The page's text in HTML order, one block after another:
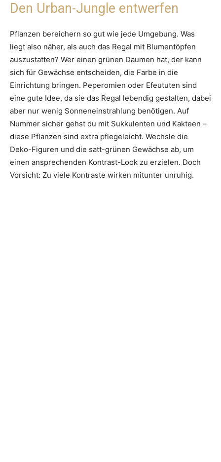
Den Urban-Jungle entwerfen
Pflanzen bereichern so gut wie jede Umgebung. Was
liegt also näher, als auch das Regal mit Blumentöpfen
auszustatten? Wer einen grünen Daumen hat, der kann
sich für Gewächse entscheiden, die Farbe in die
Einrichtung bringen. Peperomien oder Efeututen sind
eine gute Idee, da sie das Regal lebendig gestalten, dabei
aber nur wenig Sonneneinstrahlung benötigen. Auf
Nummer sicher gehst du mit Sukkulenten und Kakteen –
diese Pflanzen sind extra pflegeleicht. Wechsle die
Deko-Figuren und die satt-grünen Gewächse ab, um
einen ansprechenden Kontrast-Look zu erzielen. Doch
Vorsicht: Zu viele Kontraste wirken mitunter unruhig.